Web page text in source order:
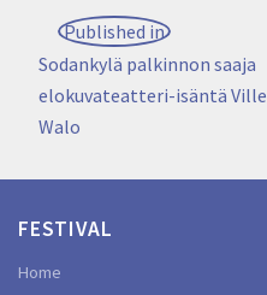
Post
navigation
Published in
Sodankylä palkinnon saaja
elokuvateatteri-isäntä Ville
Walo
FESTIVAL
Home